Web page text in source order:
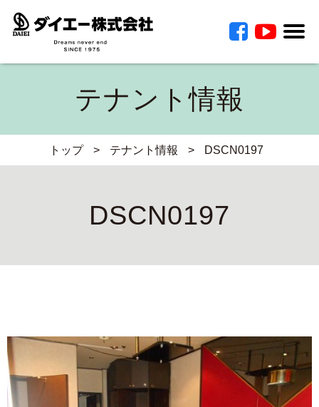
テナント情報
トップ > テナント情報 > DSCN0197
DSCN0197